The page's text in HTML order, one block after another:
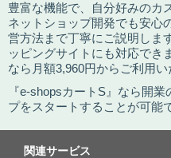
豊富な機能で、自分好みのカ
ネットショップ開発でも安心
営方法まで丁寧にご説明しま
ッピングサイトにも対応でき
なら月額3,960円からご利用い
『e-shopsカートS』なら開
プをスタートすることが可能
関連サービス